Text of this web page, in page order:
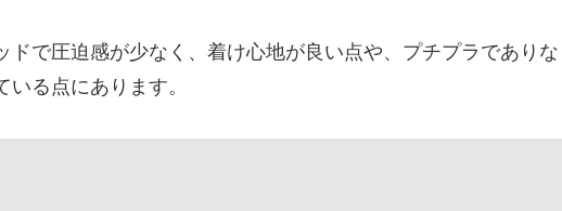
ドで圧迫感が少なく、着け心地が良い点や、プチプラでありな
る点にあります。